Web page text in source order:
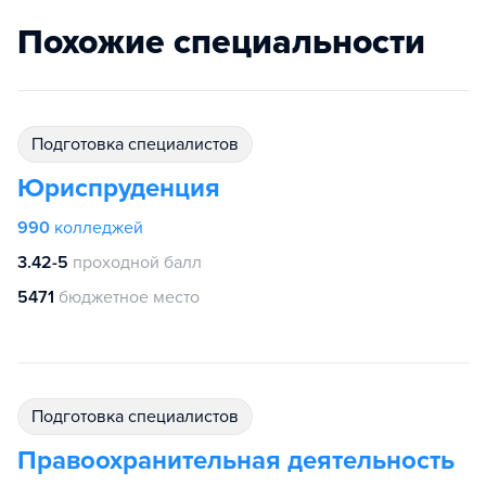
Похожие специальности
подготовка специалистов
Юриспруденция
990 колледжей
3.42-5 проходной балл
5471 бюджетное место
подготовка специалистов
Правоохранительная деятельность